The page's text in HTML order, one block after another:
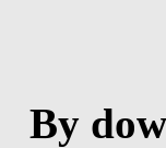
By